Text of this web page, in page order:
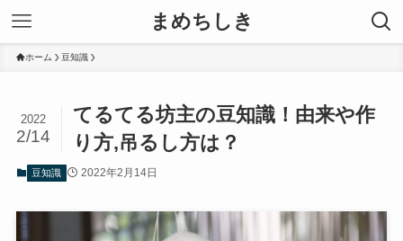
まめちしき
ホーム 豆知識
てるてる坊主の豆知識！由来や作
り方,吊るし方は？
2022
2/14
豆知識 2022年2月14日